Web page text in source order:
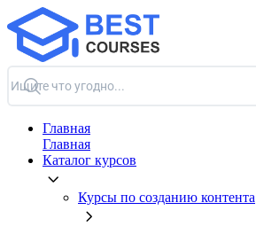
Главная
Главная
Каталог курсов
Курсы по созданию контента